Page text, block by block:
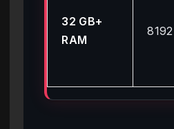
32 GB+
RAM
8192